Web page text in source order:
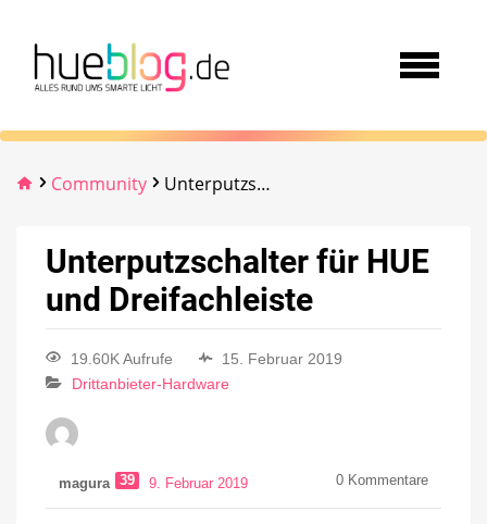
Community Unterputzschalter für HUE und Dreifachleiste
Unterputzschalter für HUE
und Dreifachleiste
19.60K Aufrufe
15. Februar 2019
Drittanbieter-Hardware
magura 39 9. Februar 2019 0 Kommentare